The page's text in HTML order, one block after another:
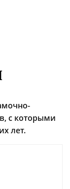
с которыми
лет.